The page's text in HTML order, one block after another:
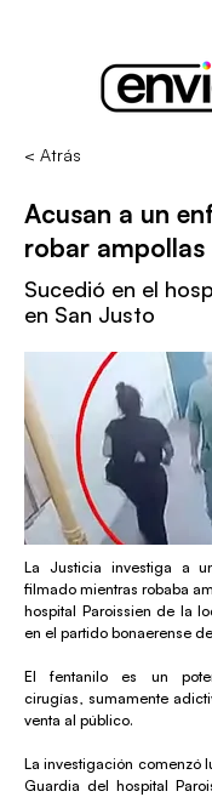
< Atrás
Acusan a un
robar
Sucedió en el
en San Justo
La Justicia investiga a
filmado mientras robaba
hospital Paroissien de la
en el partido bonaerense
El fentanilo es un
cirugías, sumamente
venta al público.
La investigación comenzó
Guardia del hospital